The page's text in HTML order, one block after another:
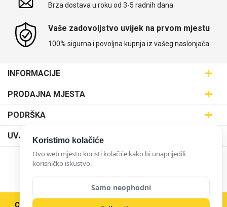
Brza dostava u roku od 3-5 radnih dana
Vaše zadovoljstvo uvijek na prvom mjestu
100% sigurna i povoljna kupnja iz vašeg naslonjača
INFORMACIJE
SVIJET MASKICA d.o.o.
Aleja javora 13, 10000 Zagreb
095 5555 345
prodaja@maskice.hr
PRODAJNA MJESTA
Poslovnica Trešnjevka
Poslovnica Dubrava
Poslovnica Kvatrić
Poslovnica Velika Gorica
Poslovnica Karlovac
Poslovnica Ilica
PODRŠKA
Dostava
Karijera u maskice.hr
Postani partner
Zakupi franšizu
UVJETI KORIŠTENJA
Klub vjernosti
Obrazac za jednostrani raskid ugovora
Pravne napomene
NAČINI PLAĆANJA
Copyright © 2026 Maskice.hr |
Koristimo kolačiće
Ovo web mjesto koristi kolačiće kako bi unaprijedili
korisničko iskustvo.
Samo neophodni